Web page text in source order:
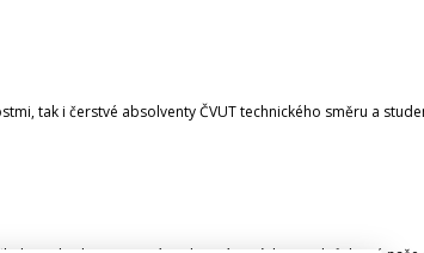
tak i čerstvé absolventy ČVUT technického směru a